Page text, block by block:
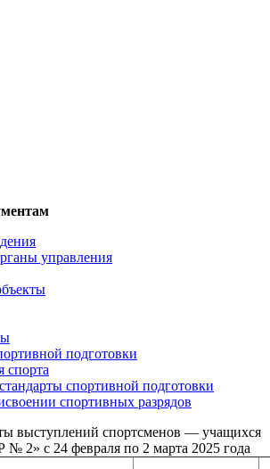
управления
подготовки
спорта
спортивной подготовки
спортивных разрядов
выступлений спортсменов — учащихся
с 24 февраля по 2 марта 2025 года